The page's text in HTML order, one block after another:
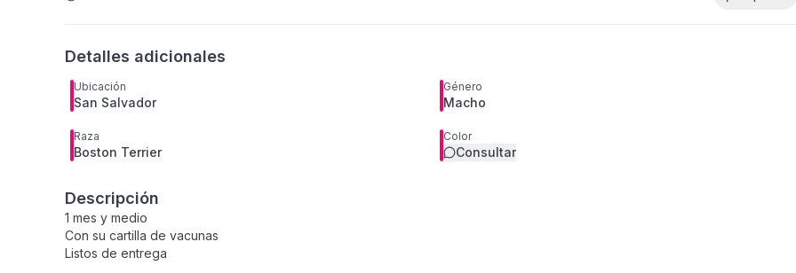
Detalles adicionales
Ubicación
San Salvador
Género
Macho
Raza
Boston Terrier
Color
Consultar
Descripción
1 mes y medio
Con su cartilla de vacunas
Listos de entrega